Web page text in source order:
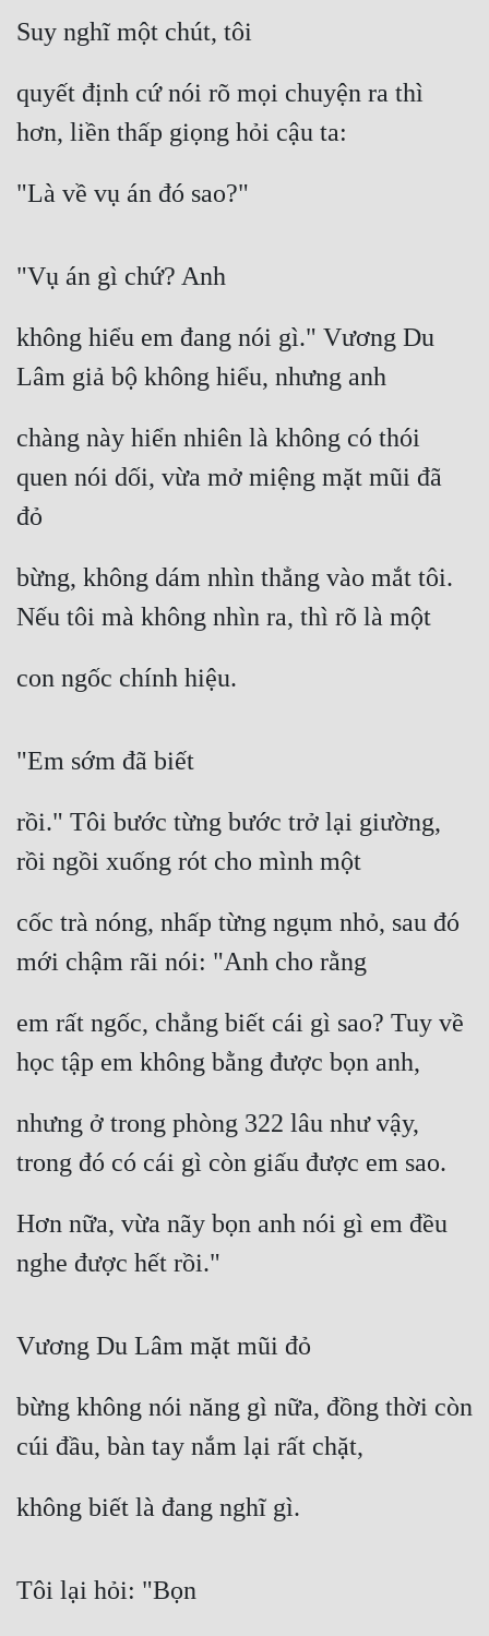
Suy nghĩ một chút, tôi
quyết định cứ nói rõ mọi chuyện ra thì
hơn, liền thấp giọng hỏi cậu ta:
"Là về vụ án đó sao?"
"Vụ án gì chứ? Anh
không hiểu em đang nói gì." Vương Du
Lâm giả bộ không hiểu, nhưng anh
chàng này hiển nhiên là không có thói
quen nói dối, vừa mở miệng mặt mũi đã
đỏ
bừng, không dám nhìn thẳng vào mắt tôi.
Nếu tôi mà không nhìn ra, thì rõ là một
con ngốc chính hiệu.
"Em sớm đã biết
rồi." Tôi bước từng bước trở lại giường,
rồi ngồi xuống rót cho mình một
cốc trà nóng, nhấp từng ngụm nhỏ, sau đó
mới chậm rãi nói: "Anh cho rằng
em rất ngốc, chẳng biết cái gì sao? Tuy về
học tập em không bằng được bọn anh,
nhưng ở trong phòng 322 lâu như vậy,
trong đó có cái gì còn giấu được em sao.
Hơn nữa, vừa nãy bọn anh nói gì em đều
nghe được hết rồi."
Vương Du Lâm mặt mũi đỏ
bừng không nói năng gì nữa, đồng thời còn
cúi đầu, bàn tay nắm lại rất chặt,
không biết là đang nghĩ gì.
Tôi lại hỏi: "Bọn